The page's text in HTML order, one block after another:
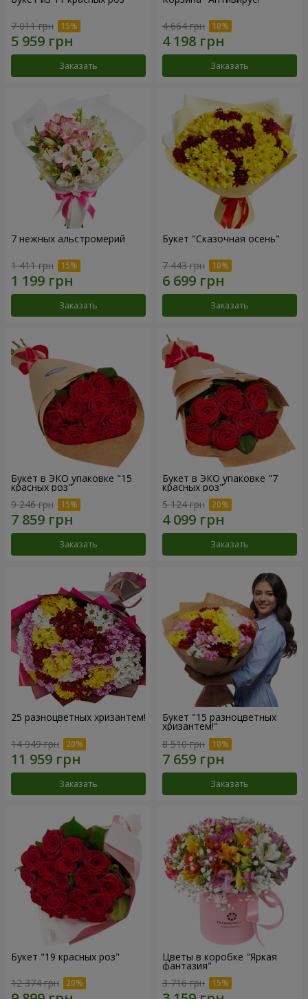
7 011 грн
Заказать
4 664 грн
Заказать
7 нежных альстромерий
1 411 грн
Заказать
Букет "Сказочная осень"
7 443 грн
Заказать
Букет в ЭКО упаковке "15
красных роз"
9 246 грн
Заказать
Букет в ЭКО упаковке "7
красных роз"
5 124 грн
Заказать
25 разноцветных хризантем!
14 949 грн
Заказать
Букет "15 разноцветных
хризантем!"
8 510 грн
Заказать
Букет "19 красных роз"
12 374 грн
Цветы в коробке "Яркая
фантазия"
3 716 грн